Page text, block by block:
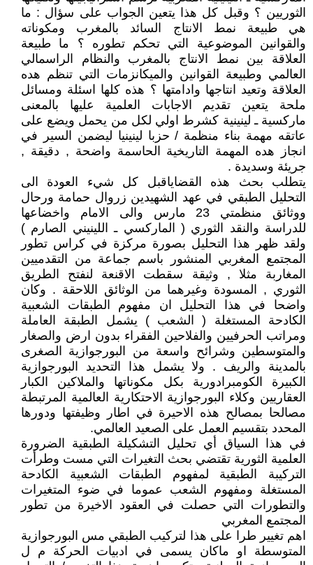
الثوريين ؟ وقبل كل هذا يتعين الجواب على سؤال : ما
هي طبيعة نمط الانتاج السائد بالمغرب ومكوناته
والقوانين الموضوعية التي تحكم تطوره ؟ ما طبيعة
العلاقة بين نمط الانتاج بالمغرب والنظام الراسمالي
العالمي وطبيعة القوانين والميكانزمات التي تنظم هده
العلاقة وتعيد انتاجها وادامتها ؟ هذه كلها اسئلة ومسائل
ملحة يتعين تقديم الاجابات العلمية عليها بالمعنى
ماركسية ـ لينينية كشرط اولي لكل من يحمل ويضع على
عاتقه مهمة بناء منظمة / حزبا لينينيا ليضمن السير في
انجاز هده المهمة التاريخية الحاسمة واضحة , دقيقة ,
جريئة وسديدة .
يتطلب بحث هذه القضاياقبل كل شيء العودة الى
التحليل الطبقي في عهد الشهيدين زروال حمامة ورحال
ووثائق منظمتي 23 مارس والى الامام واخضاعها
للدراسة والنقد الثوري ( الماركسي ـ اللينيني الصارم )
ولقد ظهر هذا التحليل بصورة مركزة في كراس تطور
المجتمع المغربي المنشور باسم جماعة من التقدميين
المغاربة مثلا , وثيقة سقطت الاقنعة لنفتح الطريق
الثوري , المسودة وغيرهما من الوثائق اللاحقة . وكان
واضحا في هذا التحليل ان مفهوم الطبقات الشعبية
الكادحة المستغلة ( الشعب ) يشمل الطبقة العاملة
ومراتب الحرفيين والفلاحين الفقراء بدون ارض والصغار
والمتوسطين وشرائح واسعة من البورجوازية الصغرى
بالمدينة والريف . ولا يشمل هذا التحديد البورجوازية
الكبيرة الكومبرادورية بكل مكوناتها والملاكين الكبار
العقاريين وكلاء البورجوازية الاحتكارية العالمية المرتبطة
مصالحا بمصالح هذه الاحيرة في اطار وظيفتها ودورها
المحدد بتقسيم العمل على الصعيد العالمي.
في هذا السياق أي تحليل التشكيلة الطبقية الضرورة
العلمية الثورية تقتضي بحث التغيرات التي مست وطرأت
التركيبة الطبقية لمفهوم الطبقات الشعبية الكادحة
المستغلة ومفهوم الشعب عموما في ضوء المتغيرات
والتطورات التي حصلت في العقود الاخيرة من تطور
المجتمع المغربي
اهم تغيير طرا على هذا لتركيب الطبقي مس البورجوازية
المتوسطة او ماكان يسمى في ادبيات الحركة م ل